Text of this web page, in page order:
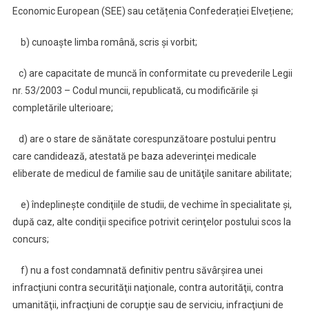
Economic European (SEE) sau cetățenia Confederației Elvețiene;
b) cunoaşte limba română, scris şi vorbit;
c) are capacitate de muncă în conformitate cu prevederile Legii
nr. 53/2003 – Codul muncii, republicată, cu modificările şi
completările ulterioare;
d) are o stare de sănătate corespunzătoare postului pentru
care candidează, atestată pe baza adeverinţei medicale
eliberate de medicul de familie sau de unităţile sanitare abilitate;
e) îndeplineşte condiţiile de studii, de vechime în specialitate şi,
după caz, alte condiţii specifice potrivit cerinţelor postului scos la
concurs;
f) nu a fost condamnată definitiv pentru săvârşirea unei
infracţiuni contra securităţii naţionale, contra autorităţii, contra
umanităţii, infracţiuni de corupţie sau de serviciu, infracţiuni de